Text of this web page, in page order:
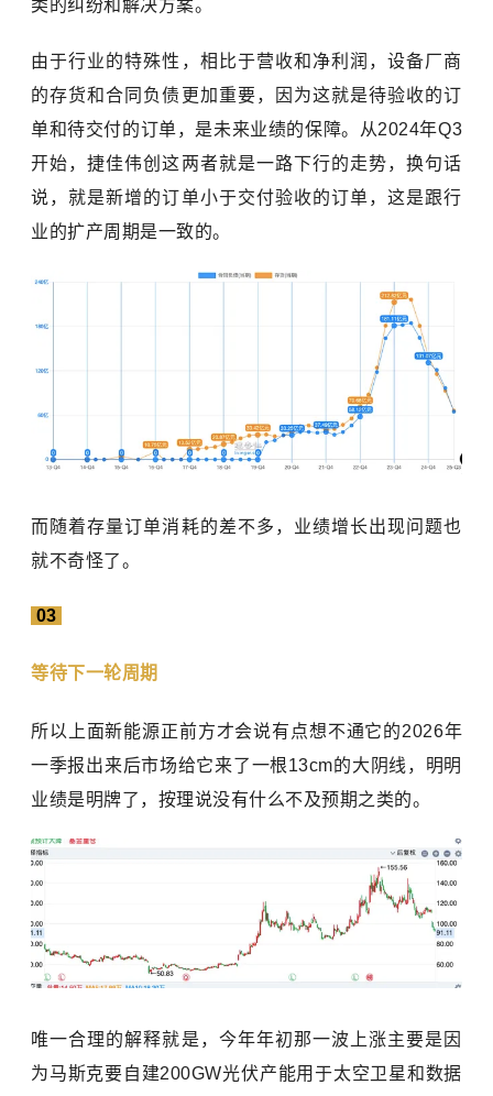
类的纠纷和解决方案。
由于行业的特殊性，相比于营收和净利润，设备厂商
的存货和合同负债更加重要，因为这就是待验收的订
单和待交付的订单，是未来业绩的保障。从2024年Q3
开始，捷佳伟创这两者就是一路下行的走势，换句话
说，就是新增的订单小于交付验收的订单，这是跟行
业的扩产周期是一致的。
而随着存量订单消耗的差不多，业绩增长出现问题也
就不奇怪了。
03
等待下一轮周期
所以上面新能源正前方才会说有点想不通它的2026年
一季报出来后市场给它来了一根13cm的大阴线，明明
业绩是明牌了，按理说没有什么不及预期之类的。
唯一合理的解释就是，今年年初那一波上涨主要是因
为马斯克要自建200GW光伏产能用于太空卫星和数据